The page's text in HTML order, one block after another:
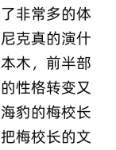
非常多的体
克真的演什
木，前半部
性格转变又
豹的梅校长
梅校长的文